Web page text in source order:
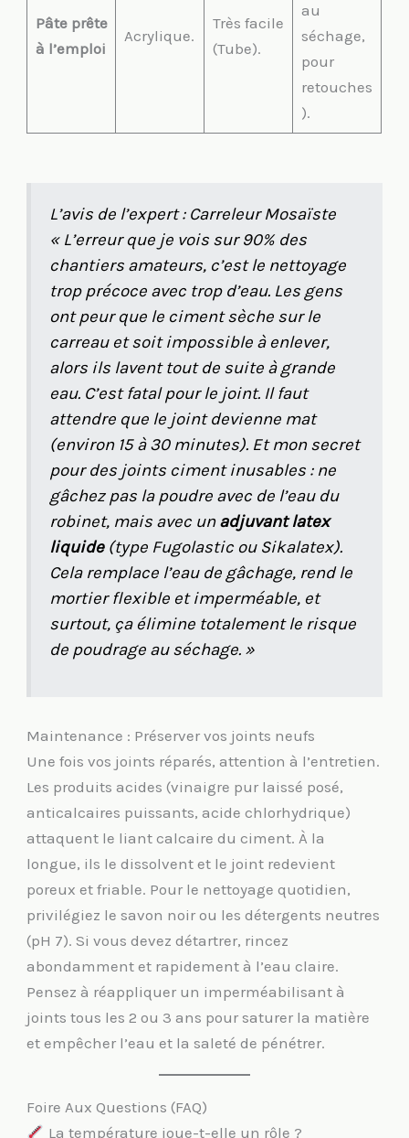
Pâte prête
à l’emploi
Acrylique.
Très facile
(Tube).
au
séchage,
pour
retouches
).
L’avis de l’expert : Carreleur Mosaïste
« L’erreur que je vois sur 90% des
chantiers amateurs, c’est le nettoyage
trop précoce avec trop d’eau. Les gens
ont peur que le ciment sèche sur le
carreau et soit impossible à enlever,
alors ils lavent tout de suite à grande
eau. C’est fatal pour le joint. Il faut
attendre que le joint devienne mat
(environ 15 à 30 minutes). Et mon secret
pour des joints ciment inusables : ne
gâchez pas la poudre avec de l’eau du
robinet, mais avec unadjuvant latex
liquide(type Fugolastic ou Sikalatex).
Cela remplace l’eau de gâchage, rend le
mortier flexible et imperméable, et
surtout, ça élimine totalement le risque
de poudrage au séchage. »
Maintenance : Préserver vos joints neufs
Une fois vos joints réparés, attention à l’entretien.
Les produits acides (vinaigre pur laissé posé,
anticalcaires puissants, acide chlorhydrique)
attaquent le liant calcaire du ciment. À la
longue, ils le dissolvent et le joint redevient
poreux et friable. Pour le nettoyage quotidien,
privilégiez le savon noir ou les détergents neutres
(pH 7). Si vous devez détartrer, rincez
abondamment et rapidement à l’eau claire.
Pensez à réappliquer un imperméabilisant à
joints tous les 2 ou 3 ans pour saturer la matière
et empêcher l’eau et la saleté de pénétrer.
Foire Aux Questions (FAQ)
La température joue-t-elle un rôle ?